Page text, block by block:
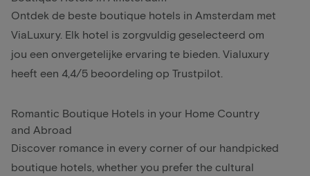
Ontdek de beste boutique hotels in Amsterdam met
ViaLuxury. Elk hotel is zorgvuldig geselecteerd om
jou een onvergetelijke ervaring te bieden. Vialuxury
heeft een 4,4/5 beoordeling op Trustpilot.
Romantic Boutique Hotels in your Home Country
and Abroad
Discover romance in every corner of our handpicked
boutique hotels, whether you prefer the cultural